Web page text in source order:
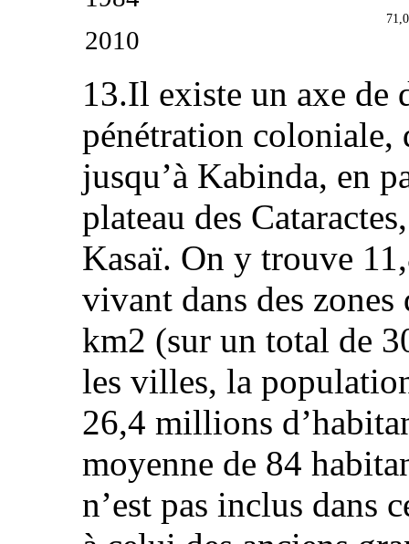
2010
71,0
13.Il existe un axe de
pénétration coloniale,
jusqu’à Kabinda, en
plateau des
Kasaï. On y trouve
vivant dans des
km2 (sur un total de
les villes, la
26,4 millions
moyenne de 84
n’est pas inclus dans